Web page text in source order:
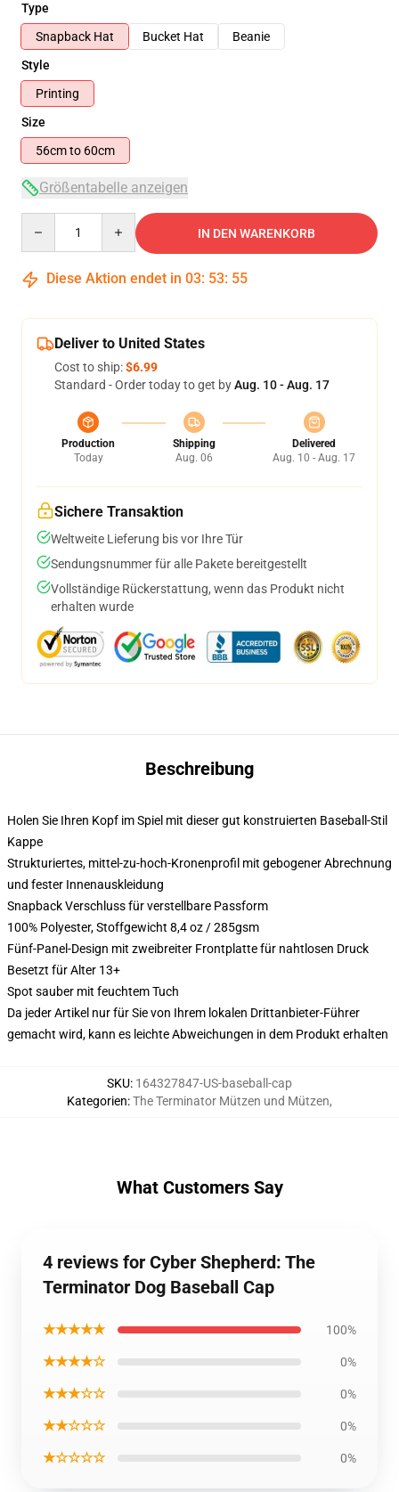
Type
Snapback Hat
Bucket Hat
Beanie
Style
Printing
Size
56cm to 60cm
Größentabelle anzeigen
IN DEN WARENKORB
Diese Aktion endet in 03: 53: 54
Deliver to United States
Cost to ship:$6.99
Standard - Order today to get byAug. 10 - Aug. 17
Production
Today
Shipping
Aug. 06
Delivered
Aug. 10 - Aug. 17
Sichere Transaktion
Weltweite Lieferung bis vor Ihre Tür
Sendungsnummer für alle Pakete bereitgestellt
Vollständige Rückerstattung, wenn das Produkt nicht
erhalten wurde
Beschreibung
Holen Sie Ihren Kopf im Spiel mit dieser gut konstruierten Baseball-Stil
Kappe
Strukturiertes, mittel-zu-hoch-Kronenprofil mit gebogener Abrechnung
und fester Innenauskleidung
Snapback Verschluss für verstellbare Passform
100% Polyester, Stoffgewicht 8,4 oz / 285gsm
Fünf-Panel-Design mit zweibreiter Frontplatte für nahtlosen Druck
Besetzt für Alter 13+
Spot sauber mit feuchtem Tuch
Da jeder Artikel nur für Sie von Ihrem lokalen Drittanbieter-Führer
gemacht wird, kann es leichte Abweichungen in dem Produkt erhalten
SKU: 164327847-US-baseball-cap
Kategorien:The Terminator Mützen und Mützen,
What Customers Say
4 reviews for Cyber Shepherd: The
Terminator Dog Baseball Cap
★★★★★ 100%
★★★★☆ 0%
★★★☆☆ 0%
★★☆☆☆ 0%
★☆☆☆☆ 0%